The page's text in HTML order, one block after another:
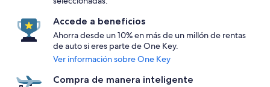
Accede a beneficios
Ahorra desde un 10% en más de un millón de rentas
de auto si eres parte de One Key.
Ver información sobre One Key
Compra de manera inteligente